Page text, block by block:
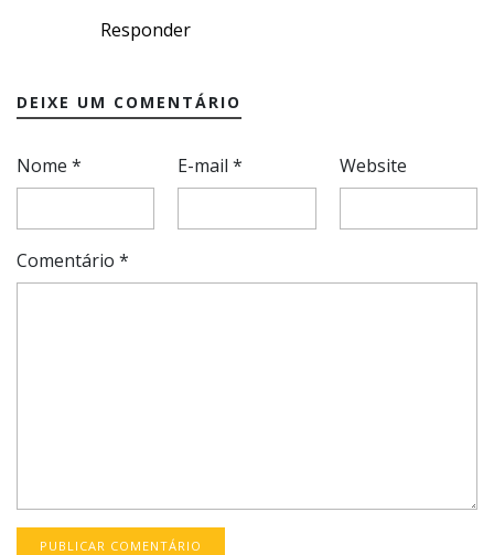
Responder
DEIXE UM COMENTÁRIO
Nome * E-mail* Website
Comentário *